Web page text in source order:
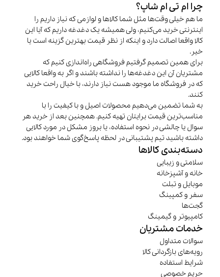
چرا ام تی ام شاپ؟
ما هم خیلی وقت‌ها مثل شما کالاها و لوازمی که نیاز داریم را
اینترنتی خرید می‌کنیم، ولی همیشه یک دغدغه داریم که آیا این
کالا واقعا اصالت دارد و اینکه از نظر قیمت بهترین گزینه است یا
خیر.
برای همین تصمیم گرفتیم فروشگاهی راه‌اندازی کنیم که
مشتریان آن این دغدغه‌ها را نداشته باشند و اگر به واقعا کالایی
که در فروشگاه ما موجود هست نیاز دارند، با خیال راحت خرید
کنند.
به شما تضمین می‌دهیم محصولات اصیل و با کیفیت را با
مناسب‌ترین قیمت برایتان تهیه کنیم. همچنین بعد از خرید هر
سوال یا چالشی در نحوه استفاده، یا بروز مشکل در مورد کالایی
داشته باشید تیم پشتیبانی در لحظه پاسخ‌گوی شما خواهند بود.
دسته‌بندی کالاها
سلامتی و زیبایی
خانه و آشپزخانه
موبایل و تبلت
سفر و کمپینگ
گجت‌ها
کامپیوتر و گیمینگ
خدمات مشتریان
سوالات متداول
رویه‌های بازگردانی کالا
شرایط استفاده
حریم خصوصی